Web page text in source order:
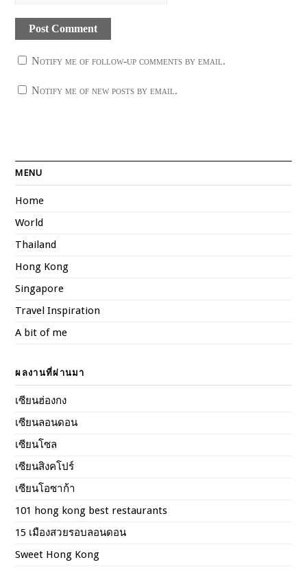
Notify me of follow-up comments by email.
Notify me of new posts by email.
MENU
Home
World
Thailand
Hong Kong
Singapore
Travel Inspiration
A bit of me
ผลงานที่ผ่านมา
เซียนฮ่องกง
เซียนลอนดอน
เซียนโซล
เซียนสิงคโปร์
เซียนโอซาก้า
101 hong kong best restaurants
15 เมืองสวยรอบลอนดอน
Sweet Hong Kong